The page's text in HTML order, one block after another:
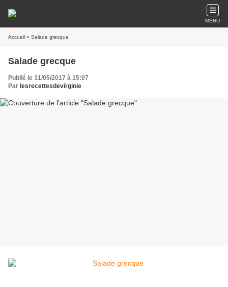
MENU
Accueil » Salade grecque
Salade grecque
Publié le 31/05/2017 à 15:07
Par lesrecettesdevirginie